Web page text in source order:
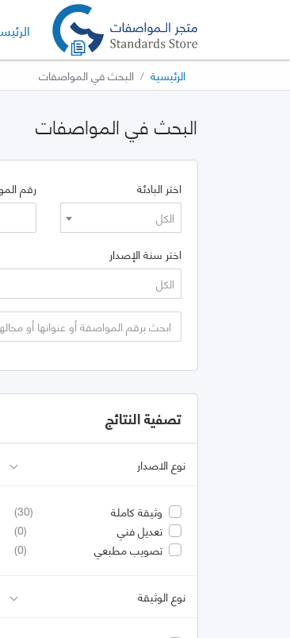
الرئيسية البحث في المواصفات
البحث في المواصفات
اختر البادئة
الكل
رقم
اختر سنة الإصدار
الكل
تصفية النتائج
نوع الاصدار
وثيقة كاملة
(30)
تعديل فني
(0)
تصويب مطبعي
(0)
نوع الوثيقة